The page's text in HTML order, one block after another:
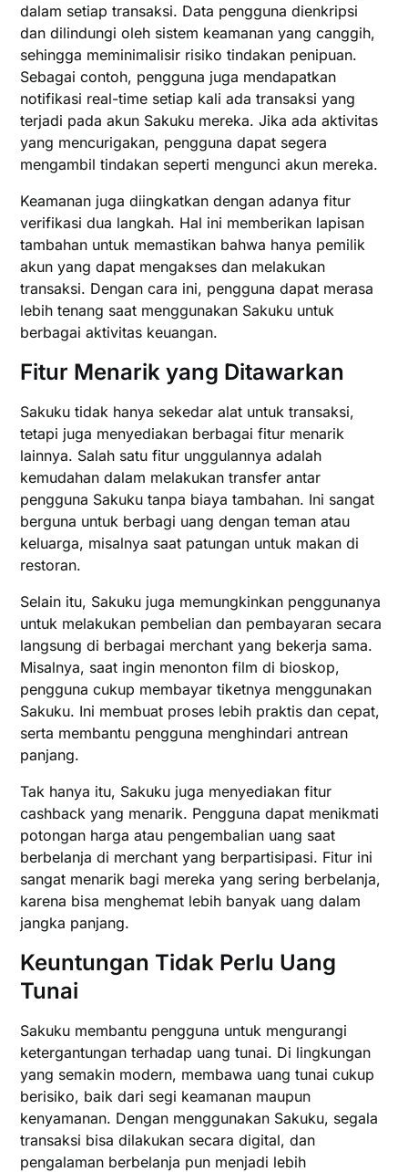
dalam setiap transaksi. Data pengguna dienkripsi
dan dilindungi oleh sistem keamanan yang canggih,
sehingga meminimalisir risiko tindakan penipuan.
Sebagai contoh, pengguna juga mendapatkan
notifikasi real-time setiap kali ada transaksi yang
terjadi pada akun Sakuku mereka. Jika ada aktivitas
yang mencurigakan, pengguna dapat segera
mengambil tindakan seperti mengunci akun mereka.
Keamanan juga diingkatkan dengan adanya fitur
verifikasi dua langkah. Hal ini memberikan lapisan
tambahan untuk memastikan bahwa hanya pemilik
akun yang dapat mengakses dan melakukan
transaksi. Dengan cara ini, pengguna dapat merasa
lebih tenang saat menggunakan Sakuku untuk
berbagai aktivitas keuangan.
Fitur Menarik yang Ditawarkan
Sakuku tidak hanya sekedar alat untuk transaksi,
tetapi juga menyediakan berbagai fitur menarik
lainnya. Salah satu fitur unggulannya adalah
kemudahan dalam melakukan transfer antar
pengguna Sakuku tanpa biaya tambahan. Ini sangat
berguna untuk berbagi uang dengan teman atau
keluarga, misalnya saat patungan untuk makan di
restoran.
Selain itu, Sakuku juga memungkinkan penggunanya
untuk melakukan pembelian dan pembayaran secara
langsung di berbagai merchant yang bekerja sama.
Misalnya, saat ingin menonton film di bioskop,
pengguna cukup membayar tiketnya menggunakan
Sakuku. Ini membuat proses lebih praktis dan cepat,
serta membantu pengguna menghindari antrean
panjang.
Tak hanya itu, Sakuku juga menyediakan fitur
cashback yang menarik. Pengguna dapat menikmati
potongan harga atau pengembalian uang saat
berbelanja di merchant yang berpartisipasi. Fitur ini
sangat menarik bagi mereka yang sering berbelanja,
karena bisa menghemat lebih banyak uang dalam
jangka panjang.
Keuntungan Tidak Perlu Uang
Tunai
Sakuku membantu pengguna untuk mengurangi
ketergantungan terhadap uang tunai. Di lingkungan
yang semakin modern, membawa uang tunai cukup
berisiko, baik dari segi keamanan maupun
kenyamanan. Dengan menggunakan Sakuku, segala
transaksi bisa dilakukan secara digital, dan
pengalaman berbelanja pun menjadi lebih